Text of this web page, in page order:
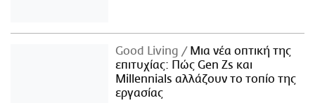
Good Living
Μια νέα οπτική της
επιτυχίας: Πώς Gen Zs και
Millennials αλλάζουν το τοπίο της
εργασίας